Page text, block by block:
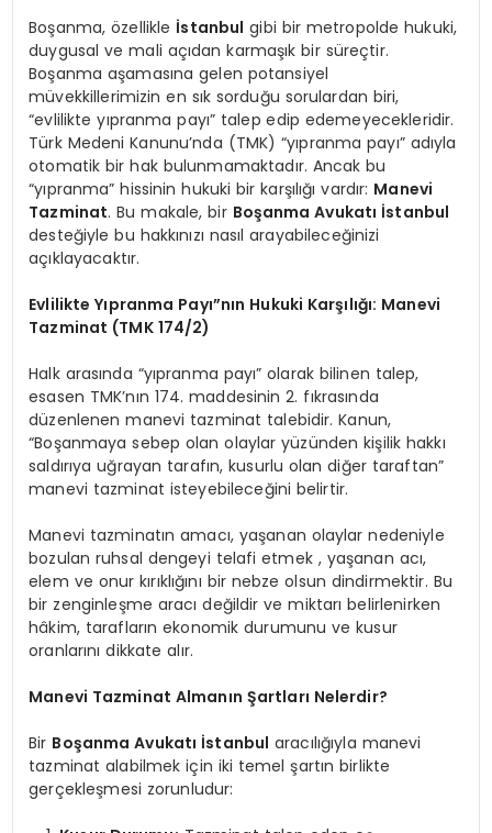
Boşanma, özellikle İstanbul gibi bir metropolde hukuki,
duygusal ve mali açıdan karmaşık bir süreçtir.
Boşanma aşamasına gelen potansiyel
müvekkillerimizin en sık sorduğu sorulardan biri,
“evlilikte yıpranma payı” talep edip edemeyecekleridir.
Türk Medeni Kanunu’nda (TMK) “yıpranma payı” adıyla
otomatik bir hak bulunmamaktadır. Ancak bu
“yıpranma” hissinin hukuki bir karşılığı vardır: Manevi
Tazminat. Bu makale, bir Boşanma Avukatı İstanbul
desteğiyle bu hakkınızı nasıl arayabileceğinizi
açıklayacaktır.
Evlilikte Yıpranma Payı”nın Hukuki Karşılığı: Manevi
Tazminat (TMK 174/2)
Halk arasında “yıpranma payı” olarak bilinen talep,
esasen TMK’nın 174. maddesinin 2. fıkrasında
düzenlenen manevi tazminat talebidir. Kanun,
“Boşanmaya sebep olan olaylar yüzünden kişilik hakkı
saldırıya uğrayan tarafın, kusurlu olan diğer taraftan”
manevi tazminat isteyebileceğini belirtir.
Manevi tazminatın amacı, yaşanan olaylar nedeniyle
bozulan ruhsal dengeyi telafi etmek , yaşanan acı,
elem ve onur kırıklığını bir nebze olsun dindirmektir. Bu
bir zenginleşme aracı değildir ve miktarı belirlenirken
hâkim, tarafların ekonomik durumunu ve kusur
oranlarını dikkate alır.
Manevi Tazminat Almanın Şartları Nelerdir?
Bir Boşanma Avukatı İstanbul aracılığıyla manevi
tazminat alabilmek için iki temel şartın birlikte
gerçekleşmesi zorunludur: